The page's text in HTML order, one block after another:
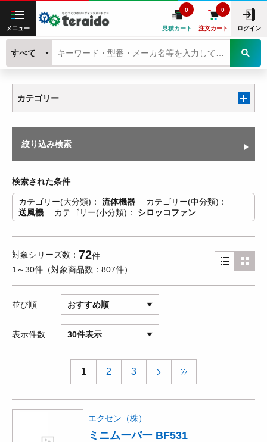
メニュー 見積カート
0
注文カート
0
ログイン
すべて
カテゴリー
絞り込み検索
検索された条件
カテゴリー(大分類) 流体機器
カテゴリー(中分類)
送風機
カテゴリー(小分類) シロッコファン
対象シリーズ数 72件
1～30件
対象商品数 807件
並び順 おすすめ順
表示件数 30件表示
1 2 3
エクセン（株）
ミニムーバー BF531